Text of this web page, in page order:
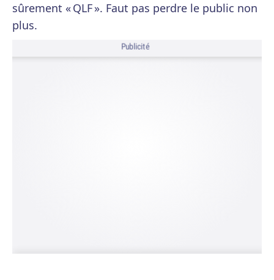
sûrement « QLF ». Faut pas perdre le public non
plus.
Publicité